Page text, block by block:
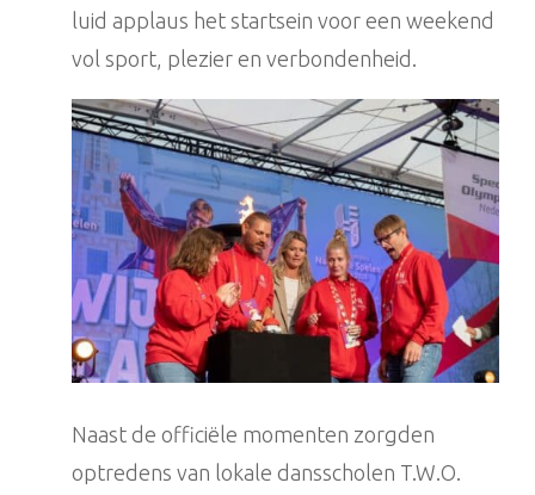
luid applaus het startsein voor een weekend
vol sport, plezier en verbondenheid.
Naast de officiële momenten zorgden
optredens van lokale dansscholen T.W.O.